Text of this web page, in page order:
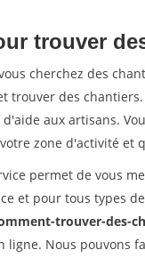
trouver
cherchez des
trouver des
aux artisans.
zone d'activité
permet de vous
et pour tous types
trouver-des-
ligne. Nous pouvons